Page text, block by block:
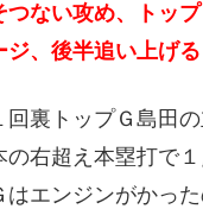
つない攻め、トップ
ジ、後半追い上げ
回裏トップＧ島田
の右超え本塁打で
エンジンがかっ